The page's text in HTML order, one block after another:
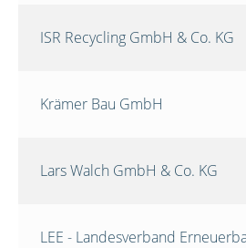
ISR Recycling GmbH & Co. KG
Krämer Bau GmbH
Lars Walch GmbH & Co. KG
LEE - Landesverband